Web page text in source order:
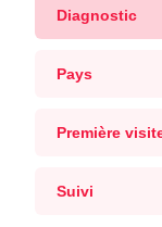
Diagnostic
Pays
Première
Suivi